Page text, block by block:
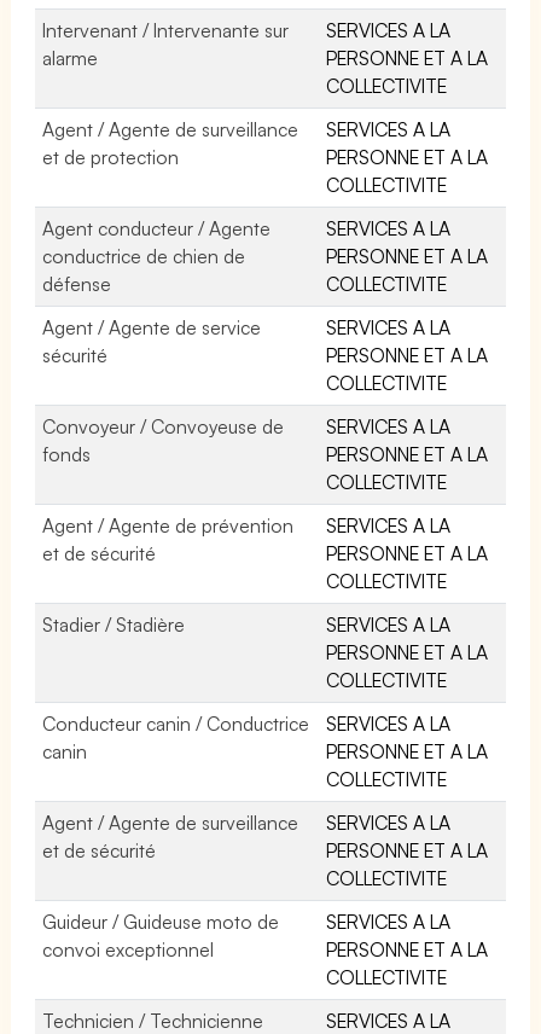
Intervenant / Intervenante sur
alarme
SERVICES A LA
PERSONNE ET A LA
COLLECTIVITE
Agent / Agente de surveillance
et de protection
SERVICES A LA
PERSONNE ET A LA
COLLECTIVITE
Agent conducteur / Agente
conductrice de chien de
défense
SERVICES A LA
PERSONNE ET A LA
COLLECTIVITE
Agent / Agente de service
sécurité
SERVICES A LA
PERSONNE ET A LA
COLLECTIVITE
Convoyeur / Convoyeuse de
fonds
SERVICES A LA
PERSONNE ET A LA
COLLECTIVITE
Agent / Agente de prévention
et de sécurité
SERVICES A LA
PERSONNE ET A LA
COLLECTIVITE
Stadier / Stadière
SERVICES A LA
PERSONNE ET A LA
COLLECTIVITE
Conducteur canin / Conductrice
canin
SERVICES A LA
PERSONNE ET A LA
COLLECTIVITE
Agent / Agente de surveillance
et de sécurité
SERVICES A LA
PERSONNE ET A LA
COLLECTIVITE
Guideur / Guideuse moto de
convoi exceptionnel
SERVICES A LA
PERSONNE ET A LA
COLLECTIVITE
Technicien / Technicienne
SERVICES A LA